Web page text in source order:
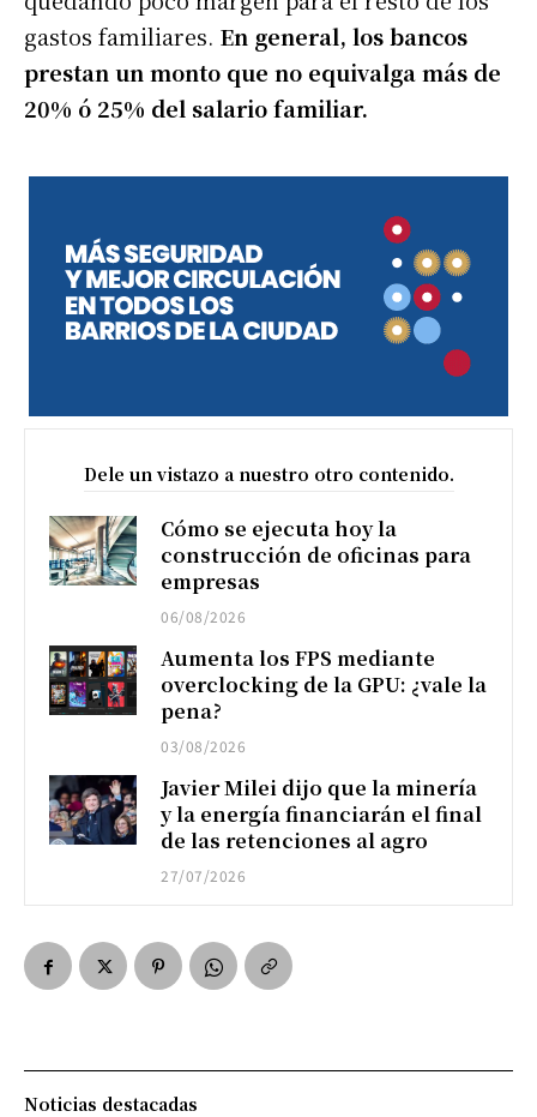
gastos familiares. En general, los bancos
prestan un monto que no equivalga más de
20% ó 25% del salario familiar.
Dele un vistazo a nuestro otro contenido.
Cómo se ejecuta hoy la
construcción de oficinas para
empresas
06/08/2026
Aumenta los FPS mediante
overclocking de la GPU: ¿vale la
pena?
03/08/2026
Javier Milei dijo que la minería
y la energía financiarán el final
de las retenciones al agro
27/07/2026
Noticias destacadas